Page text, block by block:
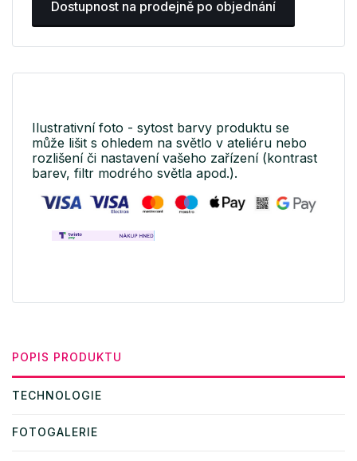
Dostupnost na prodejně po objednání
Ilustrativní foto - sytost barvy produktu se
může lišit s ohledem na světlo v ateliéru nebo
rozlišení či nastavení vašeho zařízení (kontrast
barev, filtr modrého světla apod.).
POPIS PRODUKTU
TECHNOLOGIE
FOTOGALERIE